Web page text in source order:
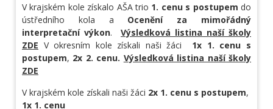
V krajském kole získalo AŠA trio 1. cenu s postupem do
ústředního kola a Ocenění za mimořádný
interpretační výkon. Výsledková listina naší školy
ZDE V okresním kole získali naši žáci 1x 1. cenu s
postupem, 2x 2. cenu. Výsledková listina naší školy
ZDE
V krajském kole získali naši žáci 2x 1. cenu s postupem,
1x 1. cenu